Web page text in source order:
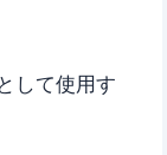
して使用す